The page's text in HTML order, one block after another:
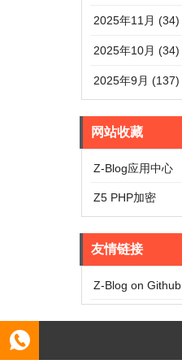
2025年11月 (34)
2025年10月 (34)
2025年9月 (137)
网站收藏
Z-Blog应用中心
Z5 PHP加密
友情链接
Z-Blog on Github